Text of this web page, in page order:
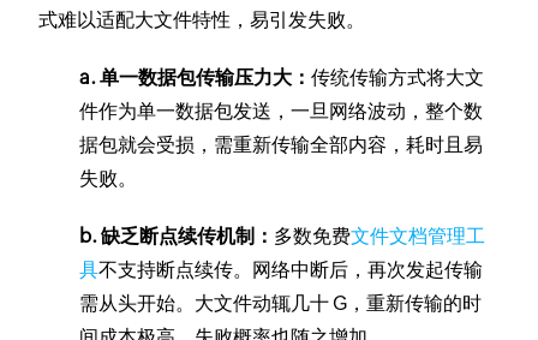
式难以适配大文件特性，易引发失败。
a. 单一数据包传输压力大：传统传输方式将大文
件作为单一数据包发送，一旦网络波动，整个数
据包就会受损，需重新传输全部内容，耗时且易
失败。
b. 缺乏断点续传机制： 多数免费文件文档管理工
具不支持断点续传。网络中断后，再次发起传输
需从头开始。大文件动辄几十 G，重新传输的时